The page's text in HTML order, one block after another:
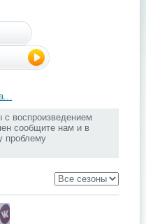
воспроизведением
сообщите нам и в
проблему